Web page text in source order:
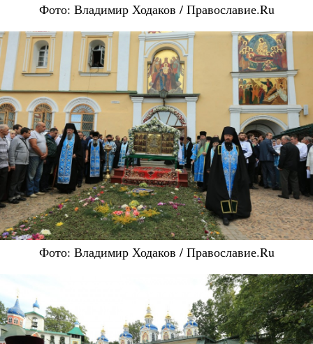
Фото: Владимир Ходаков / Православие.Ru
Фото: Владимир Ходаков / Православие.Ru